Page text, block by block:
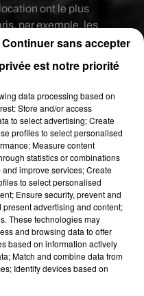
à 9h31 par Diane
ont le plus
par exemple, les
de 3,61% durant
moyen s’établit
à Bordeaux.
pourrait
Pour une
sont déposées à
Lyon mais plus qu’à
déposées pour un
à la location.
est notre priorité
data processing based on
Store and/or access
to select advertising; Create
profiles to select personalised
Measure content
statistics or combinations
improve services; Create
to select personalised
Ensure security, prevent and
advertising and content;
These technologies may
and browsing data to offer
based on information actively
Match and combine data from
Identify devices based on
Continuer sans accepter